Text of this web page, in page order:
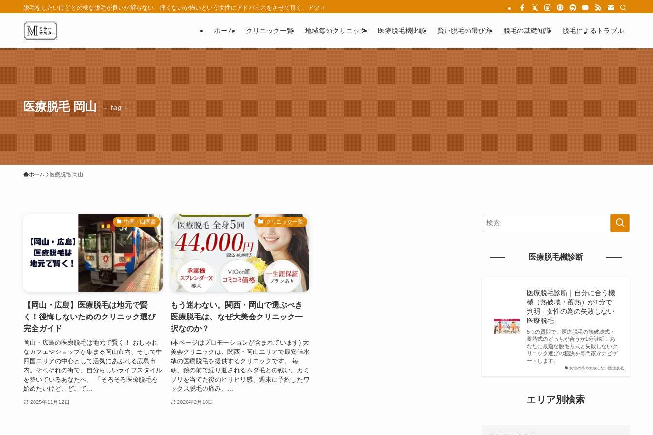
脱毛をしたいけどどの様な脱毛が良いか解らない、痛くないか怖いという女性にアドバイスをさせて頂く、アフィリエイト広告を利用したサイトです。 | 女性の為の失敗しない医療脱毛
ホーム クリニック一覧 地域毎のクリニック 医療脱毛機比較 賢い脱毛の選び方 脱毛の基礎知識 脱毛によるトラブル
医療脱毛 岡山 – tag –
ホーム 医療脱毛 岡山
中国・四国圏
【岡山・広島】医療脱毛は地元で賢
く！後悔しないためのクリニック選び
完全ガイド
岡山・広島の医療脱毛は地元で賢く！ おしゃれ
なカフェやショップが集まる岡山市内、そして中
四国エリアの中心として活気にあふれる広島市
内。それぞれの街で、自分らしいライフスタイル
を築いているあなたへ。 「そろそろ医療脱毛を
始めたいけど、どこで...
2025年11月12日
クリニック一覧
もう迷わない。関西・岡山で選ぶべき
医療脱毛は、なぜ大美会クリニック一
択なのか？
(本ページはプロモーションが含まれています) 大
美会クリニックは、関西・岡山エリアで最安値水
準の医療脱毛を提供するクリニックです。 毎
朝、鏡の前で繰り返されるムダ毛との戦い。カミ
ソリを当てた後のヒリヒリ感、週末に予約したワ
ックス脱毛の痛み、...
2026年2月18日
医療脱毛機診断
女性の為の失敗しない医療脱毛
医療脱毛診断｜自分に合う機
械（熱破壊・蓄熱）が1分で
判明 - 女性の為の失敗しない
医療脱毛
5つの質問で、医療脱毛の熱破壊式・
蓄熱式のどっちが合うか1分診断！あ
なたに最適な脱毛方式と失敗しないク
リニック選びの秘訣を専門家がナビゲ
ートします。
エリア別検索